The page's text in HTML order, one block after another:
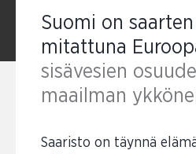
Suomi on
mitattuna
sisävesien
maailman
Saaristo on täynnä